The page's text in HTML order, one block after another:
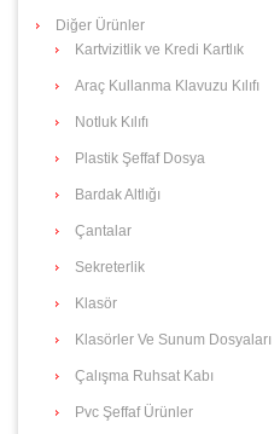
Diğer Ürünler
Kartvizitlik ve Kredi Kartlık
Araç Kullanma Klavuzu Kılıfı
Notluk Kılıfı
Plastik Şeffaf Dosya
Bardak Altlığı
Çantalar
Sekreterlik
Klasör
Klasörler Ve Sunum Dosyaları
Çalışma Ruhsat Kabı
Pvc Şeffaf Ürünler